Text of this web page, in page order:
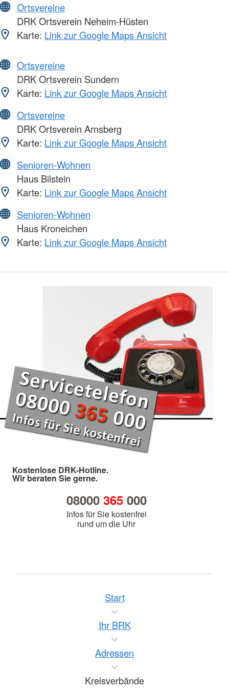
Ortsvereine
DRK Ortsverein Neheim-Hüsten
Karte: Link zur Google Maps Ansicht
Ortsvereine
DRK Ortsverein Sundern
Karte: Link zur Google Maps Ansicht
Ortsvereine
DRK Ortsverein Arnsberg
Karte: Link zur Google Maps Ansicht
Senioren-Wohnen
Haus Bilstein
Karte: Link zur Google Maps Ansicht
Senioren-Wohnen
Haus Kroneichen
Karte: Link zur Google Maps Ansicht
Kostenlose DRK-Hotline.
Wir beraten Sie gerne.
08000 365000
Infos für Sie kostenfrei
rund um die Uhr
Start
Ihr BRK
Adressen
Kreisverbände